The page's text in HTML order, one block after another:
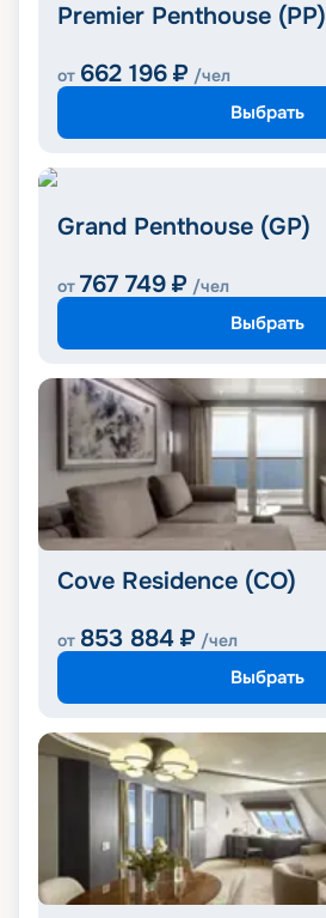
Premier Penthouse (PP)
от 662 196 ₽ /чел
Выбрать
Grand Penthouse (GP)
от 767 749 ₽ /чел
Выбрать
Cove Residence (CO)
от 853 884 ₽ /чел
Выбрать